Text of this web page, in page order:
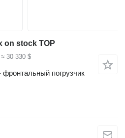
on stock TOP
≈ 30 330 $
фронтальный погрузчик